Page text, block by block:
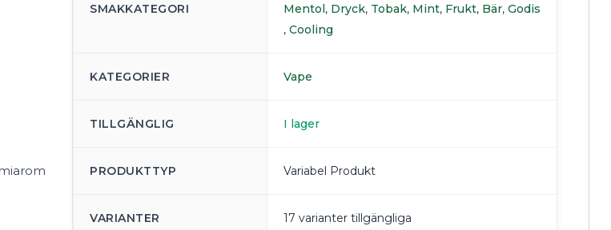
SMAKKATEGORI Mentol, Dryck, Tobak, Mint, Frukt, Bär, Godis
, Cooling
KATEGORIER Vape
TILLGÄNGLIG I lager
PRODUKTTYP Variabel Produkt
VARIANTER 17 varianter tillgängliga